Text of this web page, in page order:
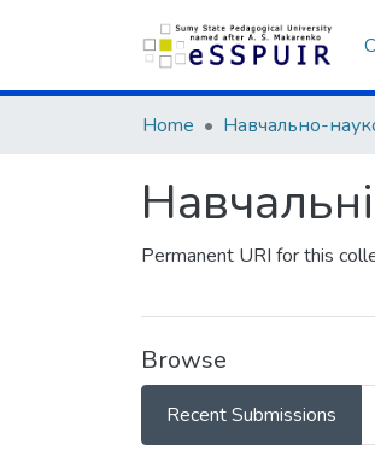
Home
Permanent URI for this
Browse
Recent Submissions